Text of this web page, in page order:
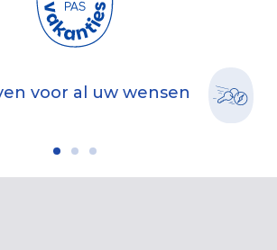
voor al uw wensen